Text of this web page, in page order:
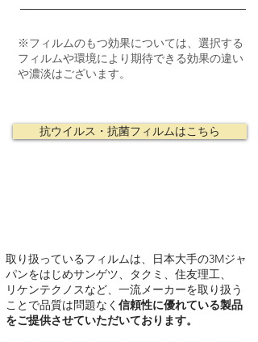
※フィルムのもつ効果については、選択する
フィルムや環境により期待できる効果の違い
や濃淡はございます。
抗ウイルス・抗菌フィルムはこちら
取り扱っているフィルムは、日本大手の3Mジャ
パンをはじめサンゲツ、タクミ、住友理工、
リケンテクノスなど、一流メーカーを取り扱う
ことで品質は問題なく 信頼性に優れている製品
をご提供させていただいております。